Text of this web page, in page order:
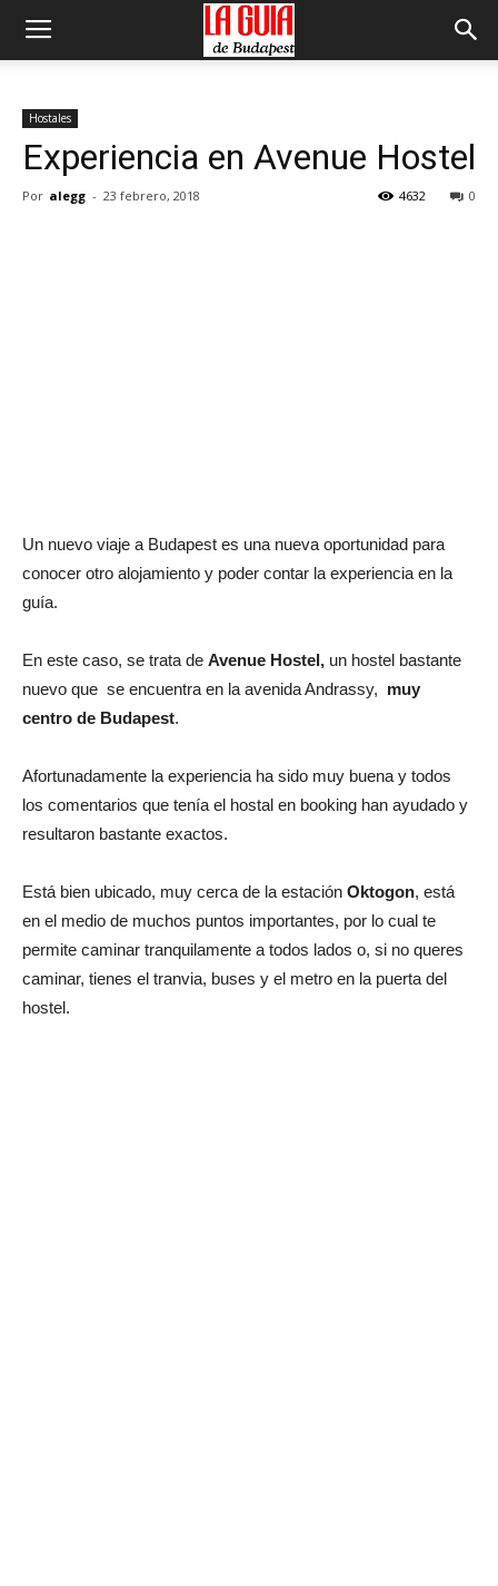
Hostales
Experiencia en Avenue Hostel
Por alegg - 23 febrero, 2018 0
4632
Un nuevo viaje a Budapest es una nueva oportunidad para
conocer otro alojamiento y poder contar la experiencia en la
guía.
En este caso, se trata de Avenue Hostel, un hostel bastante
nuevo que se encuentra en la avenida Andrassy, muy
centro de Budapest.
Afortunadamente la experiencia ha sido muy buena y todos
los comentarios que tenía el hostal en booking han ayudado y
resultaron bastante exactos.
Está bien ubicado, muy cerca de la estación Oktogon, está
en el medio de muchos puntos importantes, por lo cual te
permite caminar tranquilamente a todos lados o, si no queres
caminar, tienes el tranvia, buses y el metro en la puerta del
hostel.